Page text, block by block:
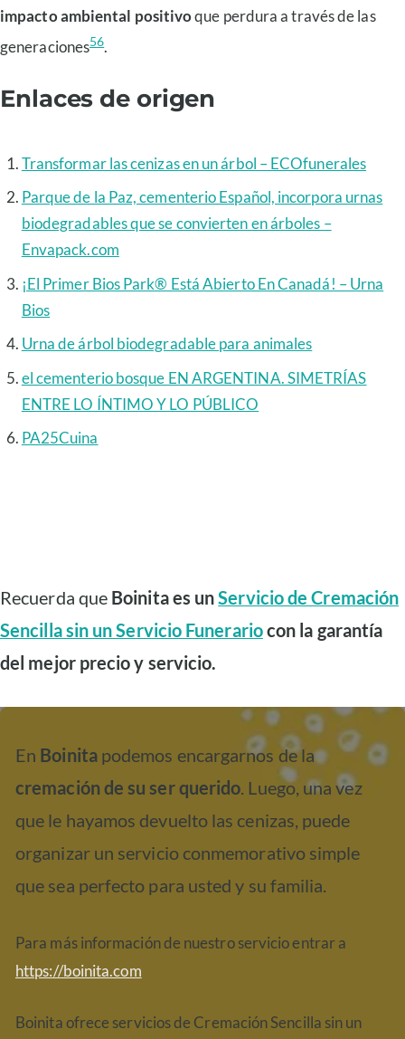
impacto ambiental positivoque perdura a través de las
generaciones56.
Enlaces de origen
Transformar las cenizas en un árbol – ECOfunerales
Parque de la Paz, cementerio Español, incorpora urnas
biodegradables que se convierten en árboles –
Envapack.com
¡El Primer Bios Park® Está Abierto En Canadá! – Urna
Bios
Urna de árbol biodegradable para animales
el cementerio bosque EN ARGENTINA. SIMETRÍAS
ENTRE LO ÍNTIMO Y LO PÚBLICO
PA25Cuina
Recuerda que Boinita es unServicio de Cremación
Sencilla sin un Servicio Funerariocon la garantía
del mejor precio y servicio.
En Boinita podemos encargarnos de la
cremación de su ser querido. Luego, una vez
que le hayamos devuelto las cenizas, puede
organizar un servicio conmemorativo simple
que sea perfecto para usted y su familia.
Para más información de nuestro servicio entrar a
https://boinita.com
Boinita ofrece servicios de Cremación Sencilla sin un